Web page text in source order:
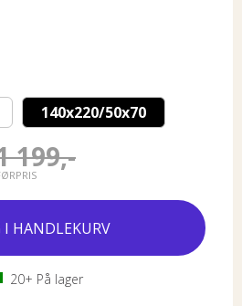
140x220/50x70
199,-
20+ På lager